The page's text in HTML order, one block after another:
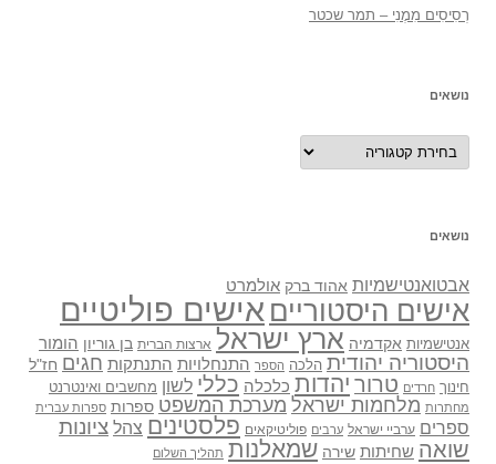
רְסִיסִים מִמֶנִי – תמר שכטר
נושאים
נושאים
נושאים
אבטואנטישמיות אהוד ברק אולמרט
אישים היסטוריים אישים פוליטיים
אנטישמיות אקדמיה ארץ ישראל ארצות הברית בן גוריון הומור
היסטוריה יהודית הלכה הספר התנחלויות התנתקות חגים חז"ל
חינוך חרדים טרור יהדות כלכלה כללי לשון מחשבים ואינטרנט
מחתרות מלחמות ישראל מערכת המשפט ספרות ספרות עברית
ספרים ערביי ישראל ערבים פוליטיקאים פלסטינים צהל ציונות
שואה שחיתות שירה שמאלנות תהליך השלום